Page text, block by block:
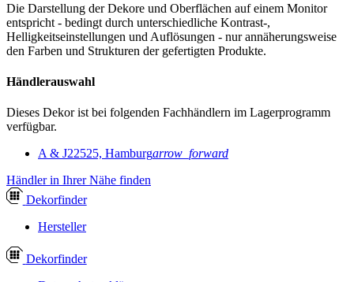
Die Darstellung der Dekore und Oberflächen auf einem Monitor
entspricht - bedingt durch unterschiedliche Kontrast-,
Helligkeitseinstellungen und Auflösungen - nur annäherungsweise
den Farben und Strukturen der gefertigten Produkte.
Händlerauswahl
Dieses Dekor ist bei folgenden Fachhändlern im Lagerprogramm
verfügbar.
A & J22525, Hamburgarrow_forward
Händler in Ihrer Nähe finden
Dekorfinder
Hersteller
Dekorfinder